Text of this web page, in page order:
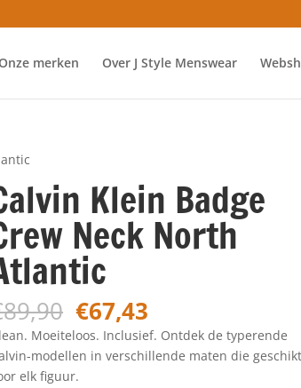
Onze merken Over J Style Menswear
Klein Badge
Neck North
89,90 Oorspronkelijke
prijs
was:
€89,90.
€67,43
prijs
is:
€67,43.
Moeiteloos. Inclusief. Ontdek de typerende
modellen in verschillende maten die
elk figuur.